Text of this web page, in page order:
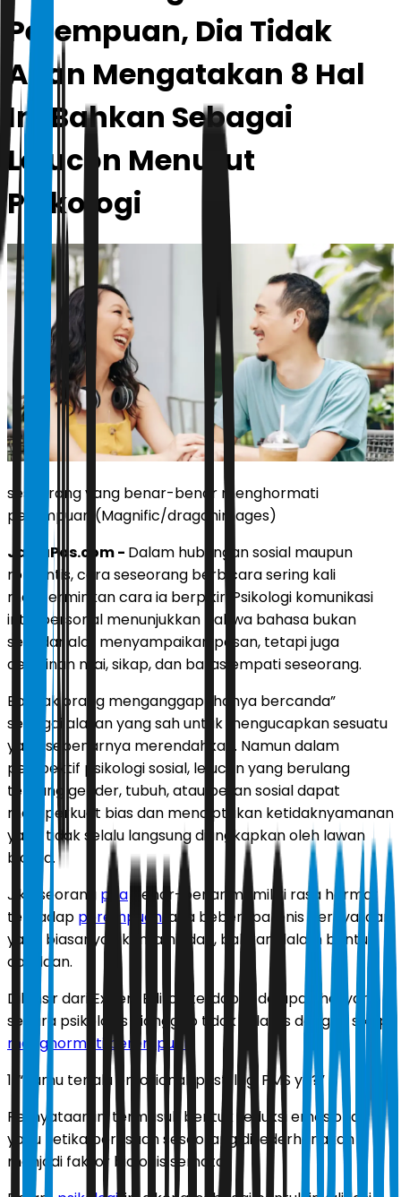
Perempuan, Dia Tidak
Akan Mengatakan 8 Hal
Ini Bahkan Sebagai
Lelucon Menurut
Psikologi
seseorang yang benar-benar menghormati
perempuan (Magnific/dragonimages)
JawaPos.com - Dalam hubungan sosial maupun
romantis, cara seseorang berbicara sering kali
mencerminkan cara ia berpikir. Psikologi komunikasi
interpersonal menunjukkan bahwa bahasa bukan
sekadar alat menyampaikan pesan, tetapi juga
cerminan nilai, sikap, dan batas empati seseorang.
Banyak orang menganggap “hanya bercanda”
sebagai alasan yang sah untuk mengucapkan sesuatu
yang sebenarnya merendahkan. Namun dalam
perspektif psikologi sosial, lelucon yang berulang
tentang gender, tubuh, atau peran sosial dapat
memperkuat bias dan menciptakan ketidaknyamanan
yang tidak selalu langsung diungkapkan oleh lawan
bicara.
Jika seorang pria benar-benar memiliki rasa hormat
terhadap perempuan, ada beberapa jenis pernyataan
yang biasanya akan ia hindari, bahkan dalam bentuk
candaan.
Dilansir dari Expert Editor, terdapat delapan hal yang
secara psikologis dianggap tidak selaras dengan sikap
menghormati perempuan
1. “Kamu terlalu emosional, pasti lagi PMS ya?”
Pernyataan ini termasuk bentuk reduksi emosional,
yaitu ketika perasaan seseorang disederhanakan
menjadi faktor biologis semata.